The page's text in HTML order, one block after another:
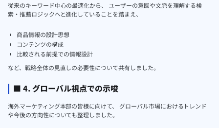
従来のキーワード中心の最適化から、 ユーザーの意図や文脈を理解する検
索・推薦ロジックへと進化していることを踏まえ、
商品情報の設計思想
コンテンツの構成
比較される前提での情報設計
など、戦略全体の見直しの必要性について共有しました。
■ 4. グローバル視点での示唆
海外マーケティング本部の皆様に向けて、 グローバル市場におけるトレンド
や今後の方向性についても整理しました。